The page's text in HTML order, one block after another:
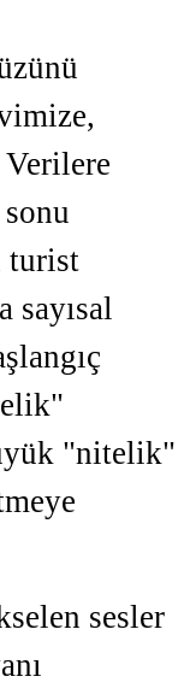
turist
sayısal
"nitelik"
sesler